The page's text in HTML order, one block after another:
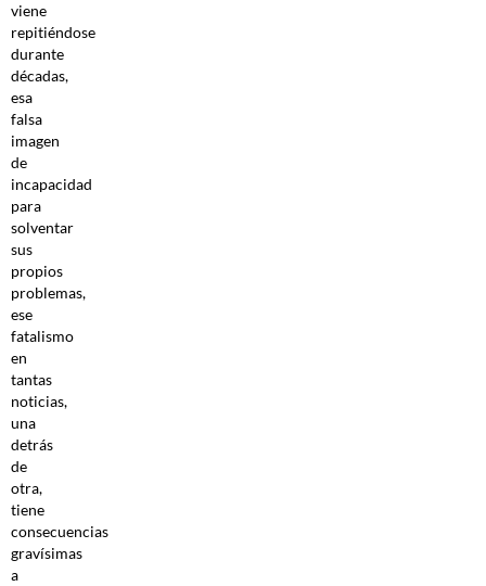
viene
repitiéndose
durante
décadas,
esa
falsa
imagen
de
incapacidad
para
solventar
sus
propios
problemas,
ese
fatalismo
en
tantas
noticias,
una
detrás
de
otra,
tiene
consecuencias
gravísimas
a